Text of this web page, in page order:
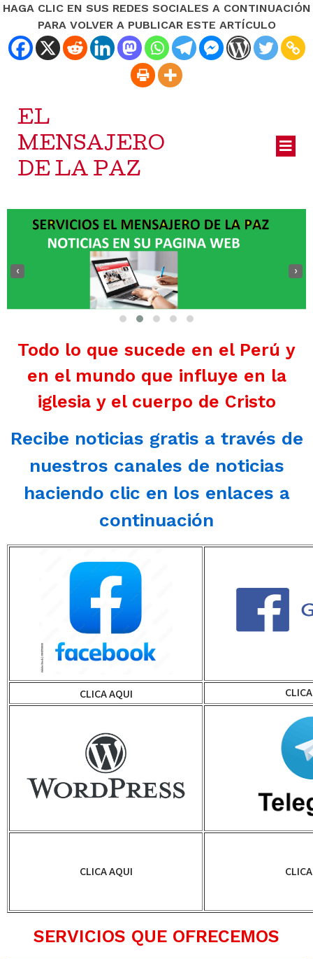
HAGA CLIC EN SUS REDES SOCIALES A CONTINUACIÓN
PARA VOLVER A PUBLICAR ESTE ARTÍCULO
EL
MENSAJERO
DE LA PAZ
‹ ›
Todo lo que sucede en el Perú y
en el mundo que influye en la
iglesia y el cuerpo de Cristo
Recibe noticias gratis a través de
nuestros canales de noticias
haciendo clic en los enlaces a
continuación
CLICA AQUI
CLICA AQUI
SERVICIOS QUE OFRECEMOS